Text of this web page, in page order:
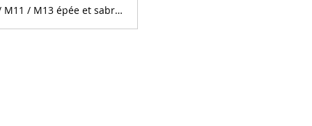
Atelier organisé·e par TOULON VAR ESCRIME à Toulon - - Stage pour les M9 / M11 / M13 épée et sabre : de 10h à 17h les mardi 11/02 et mercredi 12/02/25. - Stage pour les M15 / M17 / M20 : de 10h à 17h les jeudi 13/02 et vendredi 14/02/25.